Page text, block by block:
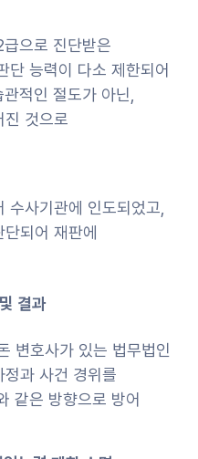
으로 진단받은
단 능력이 다소 제한되어
적인 절도가 아닌,
진 것으로
사기관에 인도되었고,
되어 재판에
결과
변호사가 있는 법무법인
과 사건 경위를
같은 방향으로 방어